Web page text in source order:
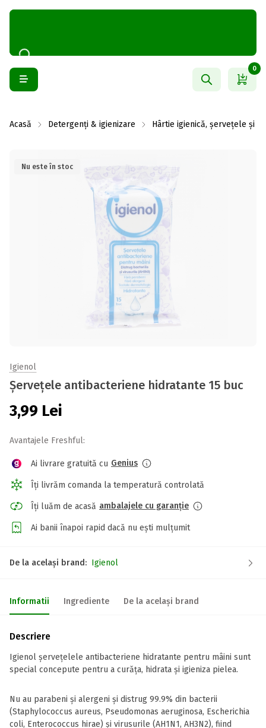
0
Acasă Detergenți & igienizare Hârtie igienică, șervețele și
Nu este în stoc
Igienol
Șervețele antibacteriene hidratante 15 buc
3,99 Lei
Avantajele Freshful:
Ai livrare gratuită cu Genius
Îți livrăm comanda la temperatură controlată
Îți luăm de acasă ambalajele cu garanție
Ai banii înapoi rapid dacă nu ești mulțumit
De la același brand: Igienol
Informatii Ingrediente De la același brand
Descriere
Igienol șervețelele antibacteriene hidratante pentru mâini sunt
special concepute pentru a curăța, hidrata și igieniza pielea.
Nu au parabeni și alergeni și distrug 99.9% din bacterii
(Staphylococcus aureus, Pseudomonas aeruginosa, Escherichia
coli, Enterococcus hirae) și virusurile (AH1N1, AH3N2), fiind